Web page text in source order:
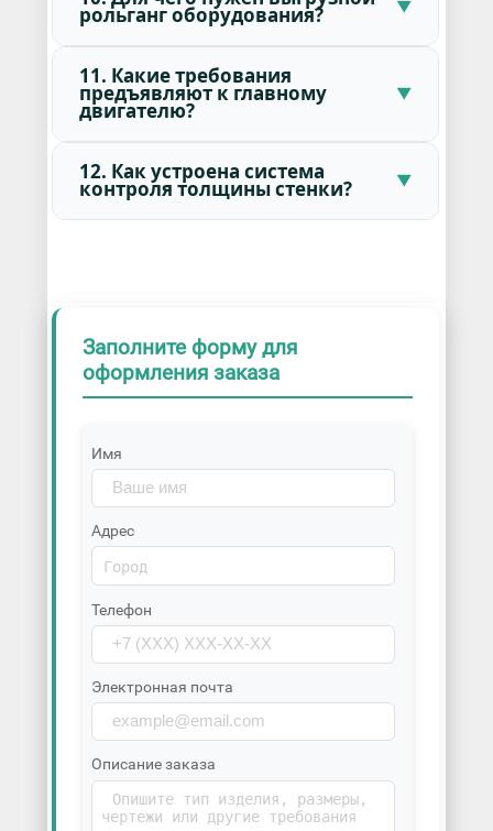
рольганг оборудования?
11. Какие требования
предъявляют к главному
двигателю?
12. Как устроена система
контроля толщины стенки?
Заполните форму для
оформления заказа
Имя
Адрес
Телефон
Электронная почта
Описание заказа